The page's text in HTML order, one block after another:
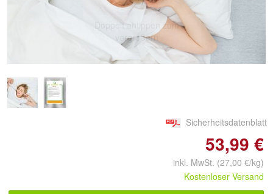
Doppelt antippen zum
vergrößern
Sicherheitsdatenblatt
53,99 €
inkl. MwSt. (27,00 €/kg)
Kostenloser Versand